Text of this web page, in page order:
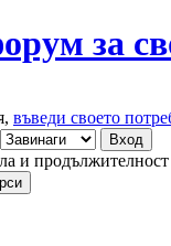
за
въведи своето
и продължителност